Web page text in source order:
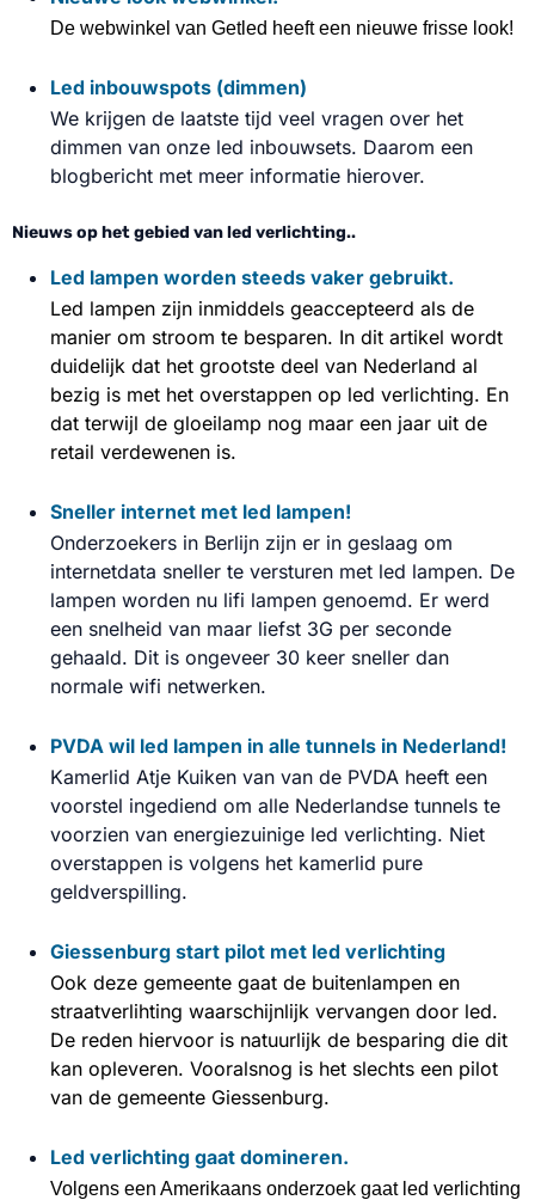
De webwinkel van Getled heeft een nieuwe frisse look!
Led inbouwspots (dimmen)
We krijgen de laatste tijd veel vragen over het
dimmen van onze led inbouwsets. Daarom een
blogbericht met meer informatie hierover.
Nieuws op het gebied van led verlichting..
Led lampen worden steeds vaker gebruikt.
Led lampen zijn inmiddels geaccepteerd als de
manier om stroom te besparen. In dit artikel wordt
duidelijk dat het grootste deel van Nederland al
bezig is met het overstappen op led verlichting. En
dat terwijl de gloeilamp nog maar een jaar uit de
retail verdewenen is.
Sneller internet met led lampen!
Onderzoekers in Berlijn zijn er in geslaag om
internetdata sneller te versturen met led lampen. De
lampen worden nu lifi lampen genoemd. Er werd
een snelheid van maar liefst 3G per seconde
gehaald. Dit is ongeveer 30 keer sneller dan
normale wifi netwerken.
PVDA wil led lampen in alle tunnels in Nederland!
Kamerlid Atje Kuiken van van de PVDA heeft een
voorstel ingediend om alle Nederlandse tunnels te
voorzien van energiezuinige led verlichting. Niet
overstappen is volgens het kamerlid pure
geldverspilling.
Giessenburg start pilot met led verlichting
Ook deze gemeente gaat de buitenlampen en
straatverlihting waarschijnlijk vervangen door led.
De reden hiervoor is natuurlijk de besparing die dit
kan opleveren. Vooralsnog is het slechts een pilot
van de gemeente Giessenburg.
Led verlichting gaat domineren.
Volgens een Amerikaans onderzoek gaat led verlichting